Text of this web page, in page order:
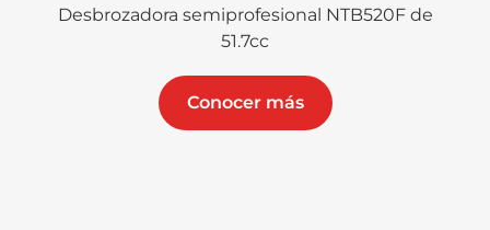
Desbrozadora semiprofesional NTB520F de
51.7cc
Conocer más